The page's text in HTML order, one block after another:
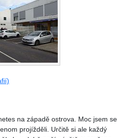
na západě ostrova. Moc jsem se
projížděli. Určitě si ale každý